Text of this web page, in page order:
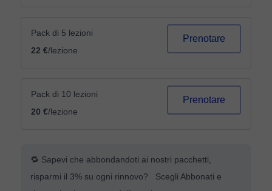
Pack di 5 lezioni
22 €/lezione
Prenotare
Pack di 10 lezioni
20 €/lezione
Prenotare
🔁 Sapevi che abbondandoti ai nostri pacchetti,
risparmi il 3% su ogni rinnovo? Scegli Abbonati e